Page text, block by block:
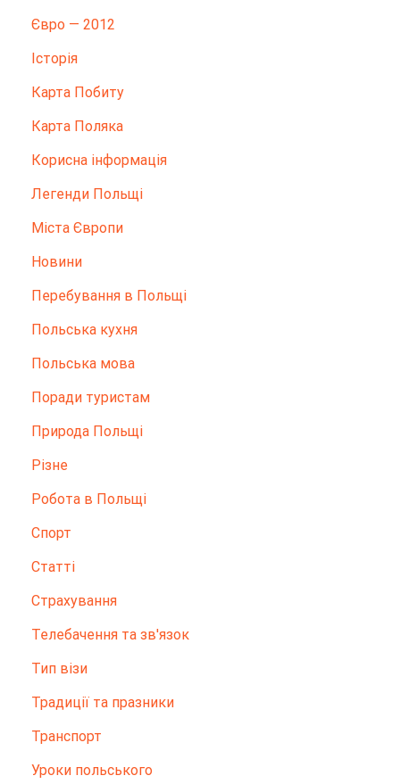
Євро — 2012
Історія
Карта Побиту
Карта Поляка
Корисна інформація
Легенди Польщі
Міста Європи
Новини
Перебування в Польщі
Польська кухня
Польська мова
Поради туристам
Природа Польщі
Різне
Робота в Польщі
Спорт
Статті
Страхування
Телебачення та зв'язок
Тип візи
Традиції та празники
Транспорт
Уроки польського